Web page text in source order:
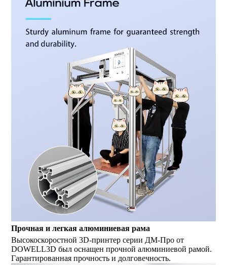
Прочная и легкая алюминиевая рама
Высокоскоростной 3D-принтер серии ДМ-Про от
DOWELL3D был оснащен прочной алюминиевой рамой.
Гарантированная прочность и долговечность.